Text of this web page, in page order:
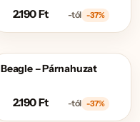
2.190Ft -tól -37%
AKCIÓS
Beagle – Párnahuzat
2.190Ft -tól -37%